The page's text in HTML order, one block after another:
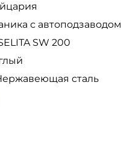
с автоподзаводом
SW 200
сталь